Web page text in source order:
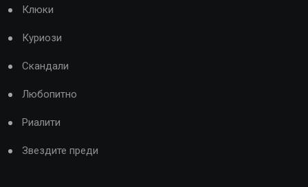
Клюки
Куриози
Скандали
Любопитно
Риалити
Звездите преди